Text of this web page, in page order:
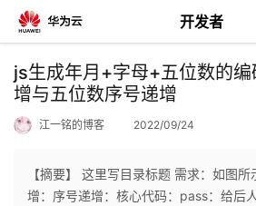
开发者
返
回
js生成年月+字母+五位数的
增与五位数序号递增
江一铭的博客 2022/09/24
【摘要】 这里写目录标题 需求：如图
增：序号递增：核心代码：pass：给后